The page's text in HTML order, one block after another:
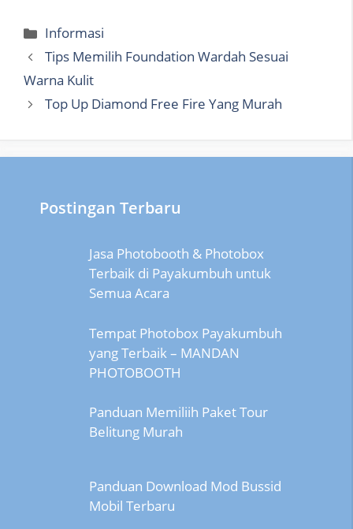
Categories
Informasi
Tips Memilih Foundation Wardah Sesuai
Warna Kulit
Top Up Diamond Free Fire Yang Murah
Postingan Terbaru
Jasa Photobooth & Photobox
Terbaik di Payakumbuh untuk
Semua Acara
Tempat Photobox Payakumbuh
yang Terbaik – MANDAN
PHOTOBOOTH
Panduan Memiliih Paket Tour
Belitung Murah
Panduan Download Mod Bussid
Mobil Terbaru